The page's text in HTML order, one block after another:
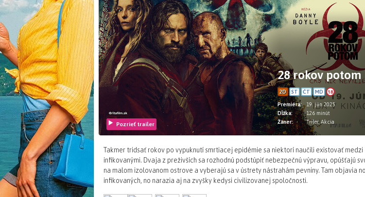
Pozrieť trailer
28 rokov potom
2D ST ČT MD 18
Premiéra:
19. jún 2025
Dĺžka:
126 minút
Žáner:
Triler, Akcia
Takmer tridsať rokov po vypuknutí smrtiacej epidémie sa niektorí naučili existovať medzi
infikovanými. Dvaja z preživších sa rozhodnú podstúpiť nebezpečnú výpravu, opúšťajú
na malom izolovanom ostrove a vyberajú sa v ústrety nástrahám pevniny. Tam objavia
infikovaných, no narazia aj na zvyšky kedysi civilizovanej spoločnosti.